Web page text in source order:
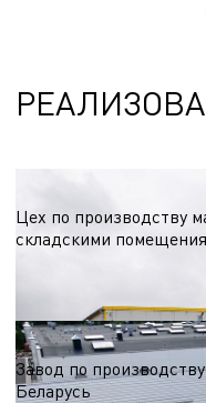
Цех по производству
складскими
Химическая промышленность
Завод по
Беларусь